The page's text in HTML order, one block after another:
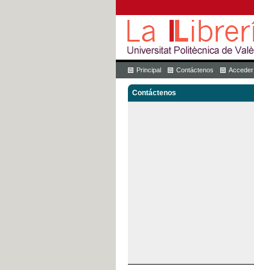
Principal Contáctenos Acceder
Contáctenos